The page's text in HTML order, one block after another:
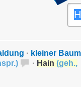
· kleiner
) · Hain (geh.,